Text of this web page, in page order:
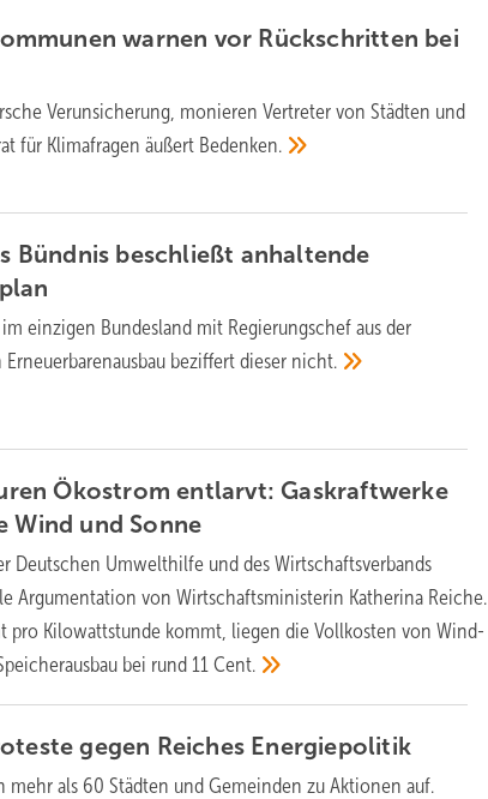
warnen vor Rückschritten bei
Verunsicherung, monieren Vertreter von Städten und
für Klimafragen äußert Bedenken.
Bündnis beschließt anhaltende
einzigen Bundesland mit Regierungschef aus der
beziffert dieser nicht.
Ökostrom entlarvt: Gaskraftwerke
Wind und Sonne
Deutschen Umwelthilfe und des Wirtschaftsverbands
Argumentation von Wirtschaftsministerin Katherina Reiche.
pro Kilowattstunde kommt, liegen die Vollkosten von Wind-
bei rund 11Cent.
gegen Reiches Energiepolitik
mehr als 60 Städten und Gemeinden zu Aktionen auf.